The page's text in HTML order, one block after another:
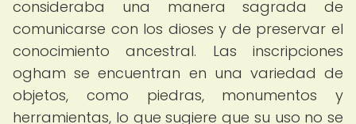
consideraba una manera sagrada de
comunicarse con los dioses y de preservar el
conocimiento ancestral. Las inscripciones
ogham se encuentran en una variedad de
objetos, como piedras, monumentos y
herramientas, lo que sugiere que su uso no se